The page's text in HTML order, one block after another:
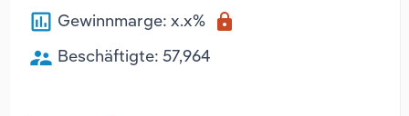
poll Gewinnmarge: x.x% lock
supervisor_account Beschäftigte: 57,964